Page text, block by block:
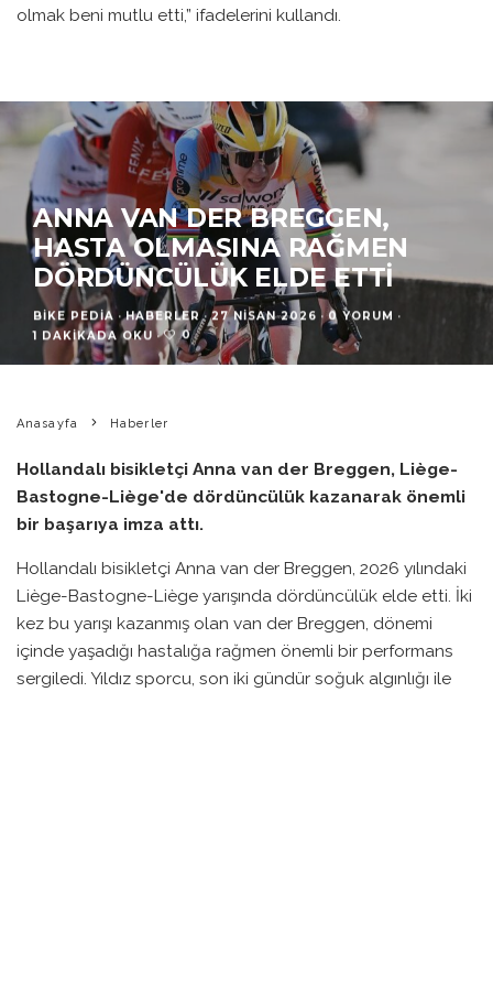
olmak beni mutlu etti,” ifadelerini kullandı.
ANNA VAN DER BREGGEN,
HASTA OLMASINA RAĞMEN
DÖRDÜNCÜLÜK ELDE ETTI
BIKE PEDIA · HABERLER · 27 NISAN 2026 · 0 YORUM ·
1 DAKIKADA OKU · 0
Anasayfa Haberler
Hollandalı bisikletçi Anna van der Breggen, Liège-
Bastogne-Liège'de dördüncülük kazanarak önemli
bir başarıya imza attı.
Hollandalı bisikletçi Anna van der Breggen, 2026 yılındaki
Liège-Bastogne-Liège yarışında dördüncülük elde etti. İki
kez bu yarışı kazanmış olan van der Breggen, dönemi
içinde yaşadığı hastalığa rağmen önemli bir performans
sergiledi. Yıldız sporcu, son iki gündür soğuk algınlığı ile